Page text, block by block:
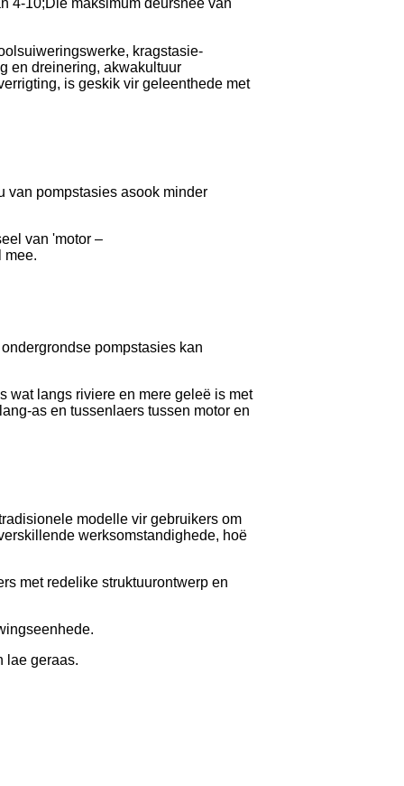
4-10;Die maksimum deursnee van
kragstasie-
en dreinering, akwakultuur
is geskik vir geleenthede met
van pompstasies asook minder
van 'motor –
mee.
pompstasies kan
wat langs riviere en mere geleë is met
as en tussenlaers tussen motor en
modelle vir gebruikers om
werksomstandighede, hoë
met redelike struktuurontwerp en
lae geraas.